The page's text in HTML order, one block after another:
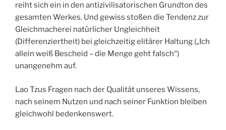
reiht sich ein in den antizivilisatorischen Grundton des
gesamten Werkes. Und gewiss stoßen die Tendenz zur
Gleichmacherei natürlicher Ungleichheit
(Differenziertheit) bei gleichzeitig elitärer Haltung („Ich
allein weiß Bescheid – die Menge geht falsch“)
unangenehm auf.
Lao Tzus Fragen nach der Qualität unseres Wissens,
nach seinem Nutzen und nach seiner Funktion bleiben
gleichwohl bedenkenswert.